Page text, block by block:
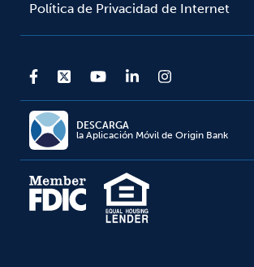
Política de Privacidad de Internet
DESCARGA
la Aplicación Móvil de Origin Bank